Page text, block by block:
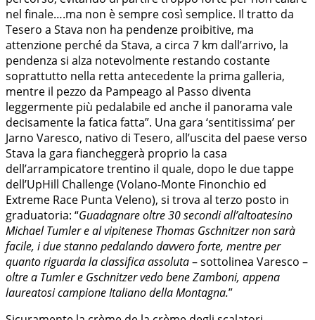
nel finale….ma non è sempre così semplice. Il tratto da
Tesero a Stava non ha pendenze proibitive, ma
attenzione perché da Stava, a circa 7 km dall’arrivo, la
pendenza si alza notevolmente restando costante
soprattutto nella retta antecedente la prima galleria,
mentre il pezzo da Pampeago al Passo diventa
leggermente più pedalabile ed anche il panorama vale
decisamente la fatica fatta”. Una gara ‘sentitissima’ per
Jarno Varesco, nativo di Tesero, all’uscita del paese verso
Stava la gara fiancheggerà proprio la casa
dell’arrampicatore trentino il quale, dopo le due tappe
dell’UpHill Challenge (Volano-Monte Finonchio ed
Extreme Race Punta Veleno), si trova al terzo posto in
graduatoria: “Guadagnare oltre 30 secondi all’altoatesino
Michael Tumler e al vipitenese Thomas Gschnitzer non sarà
facile, i due stanno pedalando davvero forte, mentre per
quanto riguarda la classifica assoluta– sottolinea Varesco –
oltre a Tumler e Gschnitzer vedo bene Zamboni, appena
laureatosi campione Italiano della Montagna.”